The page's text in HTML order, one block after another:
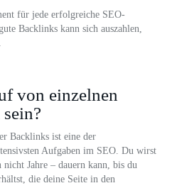
für jede erfolgreiche SEO-
Backlinks kann sich auszahlen,
von einzelnen
Backlinks ist eine der
Aufgaben im SEO. Du wirst
nicht Jahre – dauern kann, bis du
die deine Seite in den